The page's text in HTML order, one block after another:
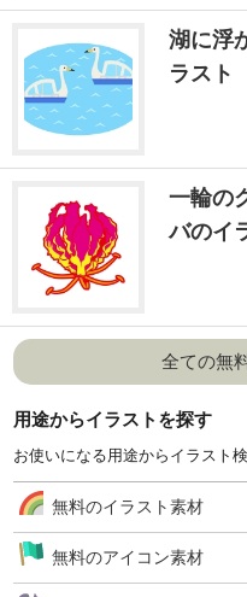
湖に浮
ラスト
一輪の
バのイ
全ての無
用途からイラストを探す
お使いになる用途からイラスト
無料のイラスト素材
無料のアイコン素材